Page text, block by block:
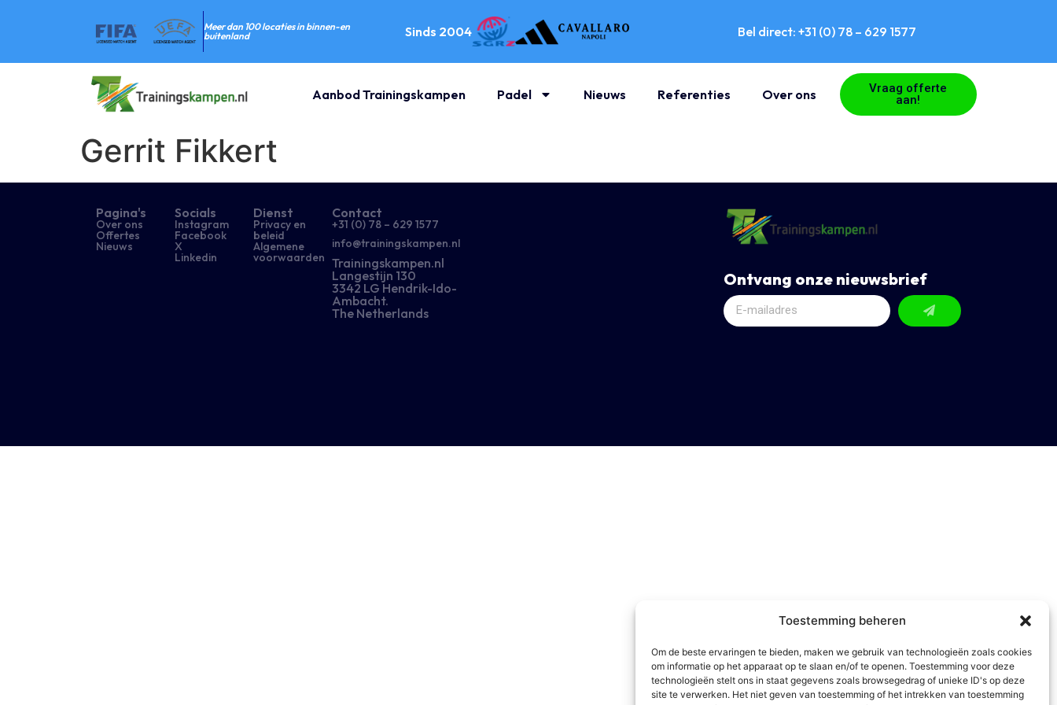
Toestemming beheren
Om de beste ervaringen te bieden, maken we gebruik van technologieën zoals cookies
om informatie op het apparaat op te slaan en/of te openen. Toestemming voor deze
technologieën stelt ons in staat gegevens zoals browsegedrag of unieke ID's op deze
site te verwerken. Het niet geven van toestemming of het intrekken van toestemming
Meer dan 100 locaties in binnen-en
buitenland
Sinds 2004 Bel direct: +31 (0) 78 – 629 1577
Aanbod Trainingskampen Padel Nieuws Referenties Over ons
Vraag offerte
aan!
Gerrit Fikkert
Pagina's
Over ons
Offertes
Nieuws
Socials
Instagram
Facebook
X
Linkedin
Dienst
Privacy en
beleid
Algemene
voorwaarden
Contact
+31 (0) 78 – 629 1577​
info@trainingskampen.nl
Trainingskampen.nl
Langestijn 130
3342 LG Hendrik-Ido-
Ambacht.
The Netherlands
Ontvang onze nieuwsbrief